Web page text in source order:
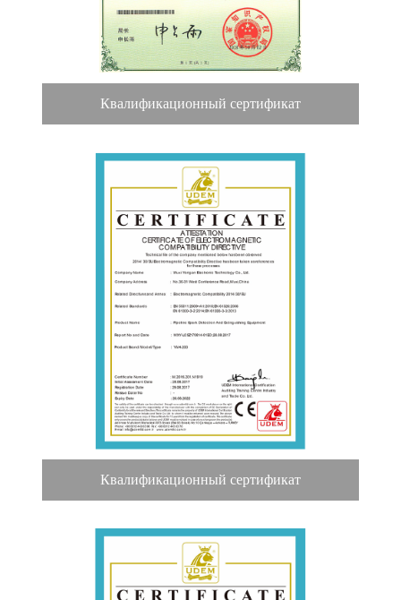
Квалификационный сертификат
Квалификационный сертификат